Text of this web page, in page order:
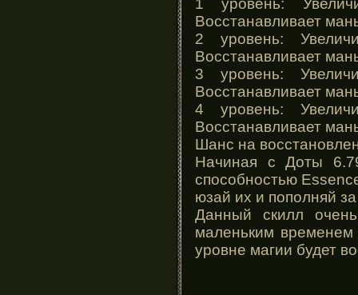
Восстанавливает
2 уровень:
Восстанавливает
3 уровень:
Восстанавливает
4 уровень:
Восстанавливает
Шанс на
Начиная с Доты
способностью
юзай их и пополняй
Данный скилл
маленьким
уровне магии будет